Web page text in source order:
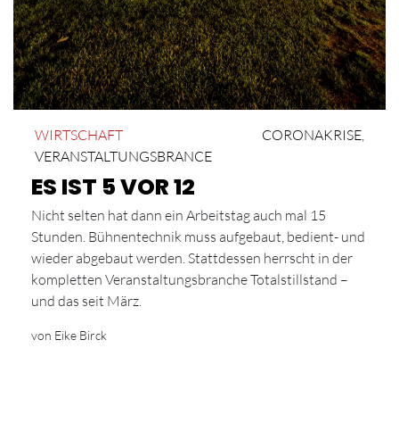
WIRTSCHAFT CORONAKRISE
VERANSTALTUNGSBRANCE
ES IST 5 VOR 12
Nicht selten hat dann ein Arbeitstag auch mal 15
Stunden. Bühnentechnik muss aufgebaut, bedient- und
wieder abgebaut werden. Stattdessen herrscht in der
kompletten Veranstaltungsbranche Totalstillstand –
und das seit März.
von Eike Birck